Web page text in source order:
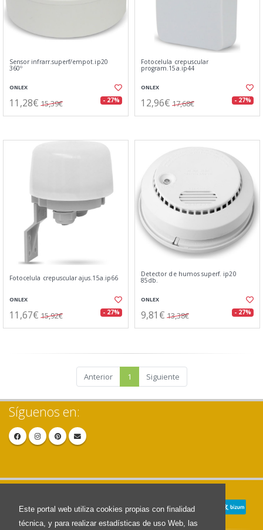
Este portal web utiliza cookies propias con finalidad
técnica, y para realizar estadísticas de uso Web, las
Sensor infrarr.superf/empot.ip20
360º
ONLEX
11,28€ 15,39€ - 27%
Fotocelula crepuscular
program.15a.ip44
ONLEX
12,96€ 17,68€ - 27%
Fotocelula crepuscular ajus.15a.ip66
ONLEX
11,67€ 15,92€ - 27%
Detector de humos superf. ip20
85db.
ONLEX
9,81€ 13,38€ - 27%
Anterior 1 Siguiente
Síguenos en: